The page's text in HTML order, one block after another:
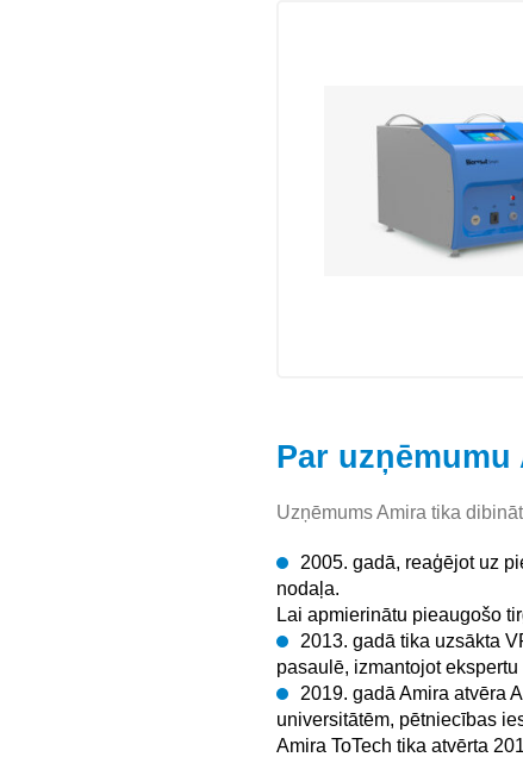
Par uzņēmumu
Uzņēmums Amira tika
2005. gadā, reaģējot uz
nodaļa.
Lai apmierinātu pieaugošo
2013. gadā tika uzsākta
pasaulē, izmantojot
2019. gadā Amira atvēra
universitātēm, pētniecības
Amira ToTech tika atvērta